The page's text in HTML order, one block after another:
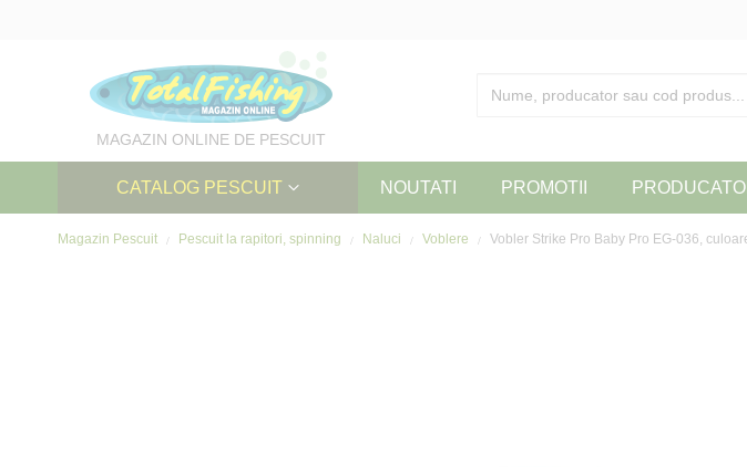
MAGAZIN ONLINE DE PESCUIT
CATALOG PESCUIT NOUTATI PROMOTII
Magazin Pescuit Pescuit la rapitori, spinning Naluci Voblere Vobler Strike Pro Baby Pro EG-036,